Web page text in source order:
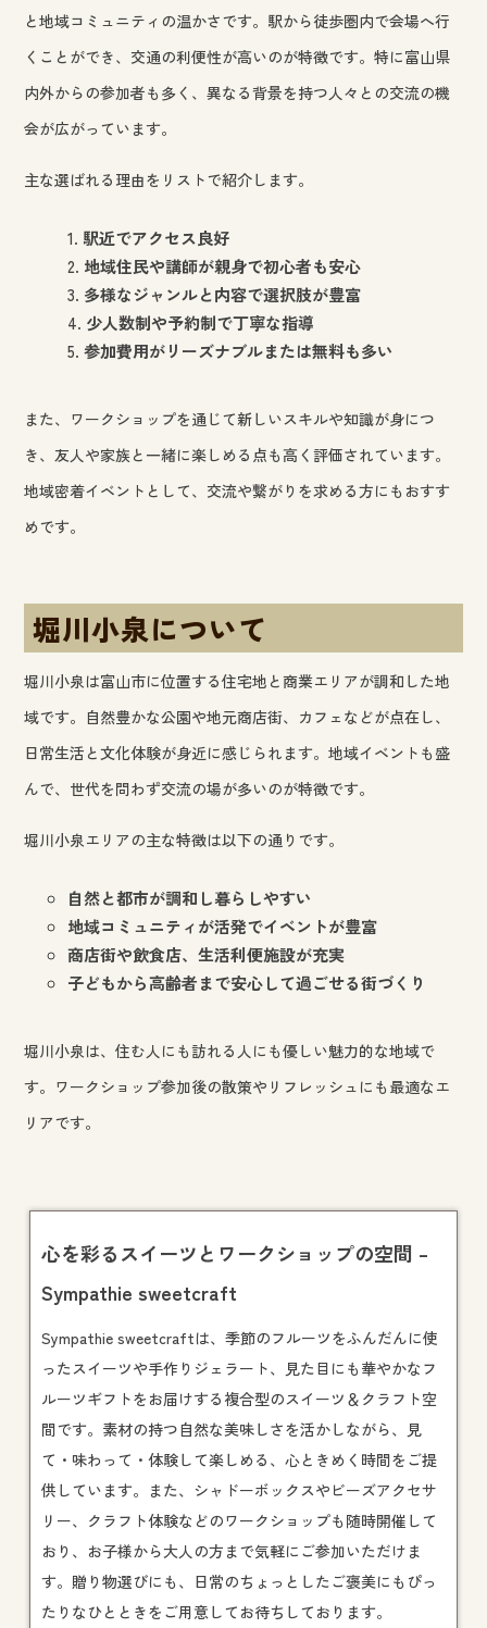
と地域コミュニティの温かさです。駅から徒歩圏内で会場へ行
くことができ、交通の利便性が高いのが特徴です。特に富山県
内外からの参加者も多く、異なる背景を持つ人々との交流の機
会が広がっています。
主な選ばれる理由をリストで紹介します。
駅近でアクセス良好
地域住民や講師が親身で初心者も安心
多様なジャンルと内容で選択肢が豊富
少人数制や予約制で丁寧な指導
参加費用がリーズナブルまたは無料も多い
また、ワークショップを通じて新しいスキルや知識が身につ
き、友人や家族と一緒に楽しめる点も高く評価されています。
地域密着イベントとして、交流や繋がりを求める方にもおすす
めです。
堀川小泉について
堀川小泉は富山市に位置する住宅地と商業エリアが調和した地
域です。自然豊かな公園や地元商店街、カフェなどが点在し、
日常生活と文化体験が身近に感じられます。地域イベントも盛
んで、世代を問わず交流の場が多いのが特徴です。
堀川小泉エリアの主な特徴は以下の通りです。
自然と都市が調和し暮らしやすい
地域コミュニティが活発でイベントが豊富
商店街や飲食店、生活利便施設が充実
子どもから高齢者まで安心して過ごせる街づくり
堀川小泉は、住む人にも訪れる人にも優しい魅力的な地域で
す。ワークショップ参加後の散策やリフレッシュにも最適なエ
リアです。
心を彩るスイーツとワークショップの空間 –
Sympathie sweetcraft
Sympathie sweetcraftは、季節のフルーツをふんだんに使
ったスイーツや手作りジェラート、見た目にも華やかなフ
ルーツギフトをお届けする複合型のスイーツ＆クラフト空
間です。素材の持つ自然な美味しさを活かしながら、見
て・味わって・体験して楽しめる、心ときめく時間をご提
供しています。また、シャドーボックスやビーズアクセサ
リー、クラフト体験などのワークショップも随時開催して
おり、お子様から大人の方まで気軽にご参加いただけま
す。贈り物選びにも、日常のちょっとしたご褒美にもぴっ
たりなひとときをご用意してお待ちしております。